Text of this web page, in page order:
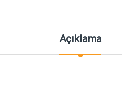
Açıklama